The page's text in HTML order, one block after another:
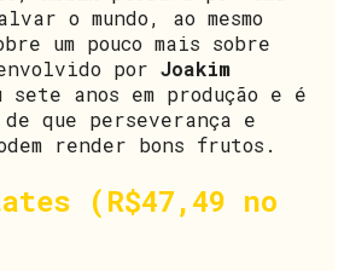
o mundo, ao mesmo
um pouco mais sobre
por Joakim
anos em produção e é
de que perseverança e
render bons frutos.
(R$47,49 no